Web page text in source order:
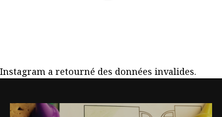
Instagram a retourné des données invalides.